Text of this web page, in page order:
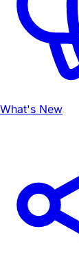
What's New